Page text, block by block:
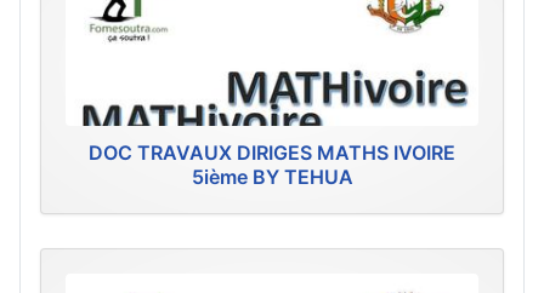
DOC TRAVAUX DIRIGES MATHS IVOIRE
5ième BY TEHUA